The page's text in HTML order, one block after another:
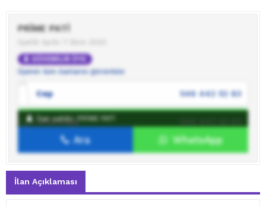
PRİME PATİ
Üyenin tüm ilanlarını görüntüle
Cep 546 442 52 83
WhatsApp
İlan sahibine mesaj gönder
İlan sahibi: PRİME PATİ
Ara WhatsApp
İlan Açıklaması